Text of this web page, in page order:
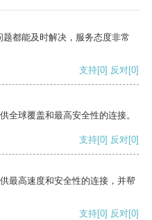
都能及时解决，服务态度非常
支持[0] 反对[0]
全球覆盖和最高安全性的连接。
支持[0] 反对[0]
最高速度和安全性的连接，并帮
支持[0] 反对[0]